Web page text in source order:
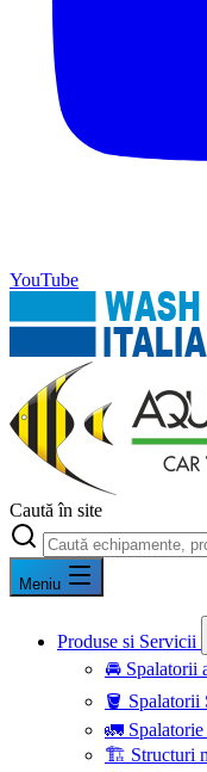
YouTube
Caută în site
Meniu
Produse si Servicii
🚘 Spalatorii
🪣 Spalatorii
🚛 Spalatorie
🏗️ Structuri